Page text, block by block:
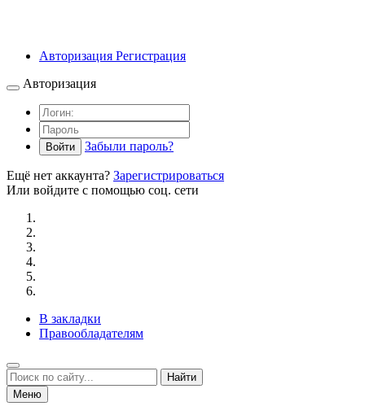
Авторизация Регистрация
Авторизация
Войти Забыли пароль?
Ещё нет аккаунта? Зарегистрироваться
Или войдите с помощью соц. сети
В закладки
Правообладателям
Найти
Меню